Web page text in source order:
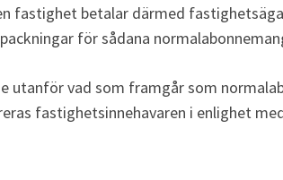
fastighet betalar därmed
för sådana
utanför vad som framgår som
fastighetsinnehavaren i enlighet